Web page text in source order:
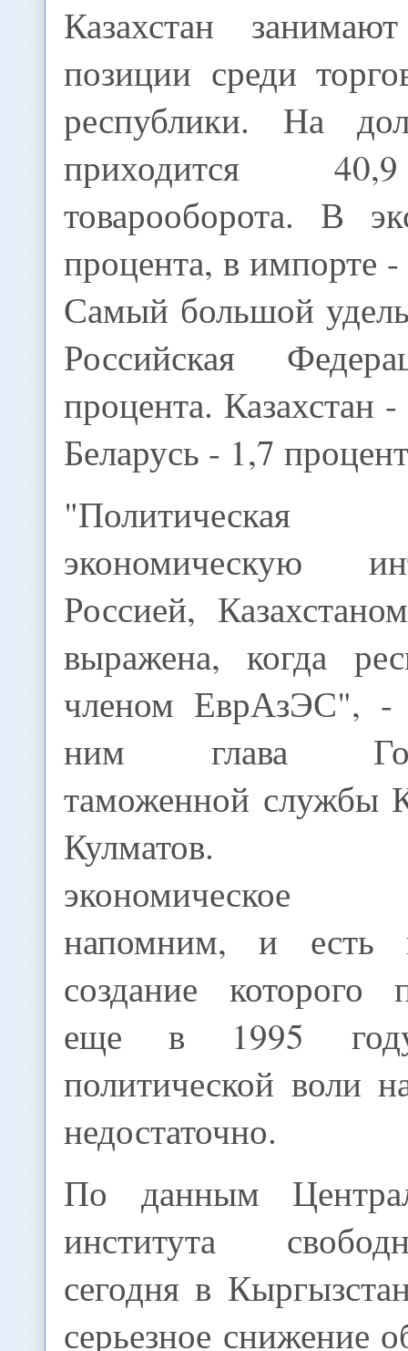
Казахстан
позиции среди
республики. На
приходится
товарооборота. В
процента, в импорте
Самый большой
Российская
процента. Казахстан
Беларусь - 1,7
экономическую
Россией,
выражена, когда
членом ЕврАзЭС", -
ним глава
таможенной службы
Кулматов.
экономическое
напомним, и есть
создание которого
еще в 1995
политической воли
недостаточно.
По данным
института
сегодня в
серьезное снижение